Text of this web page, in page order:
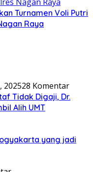
Turnamen Voli Putri
Raya
202528 Komentar
Tidak Digaji, Dr.
Alih UMT
yang jadi